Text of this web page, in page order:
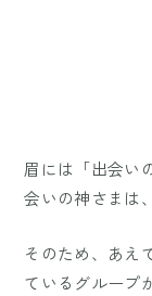
眉には「出会い
会いの神さまは
そのため、あえ
ているグループ